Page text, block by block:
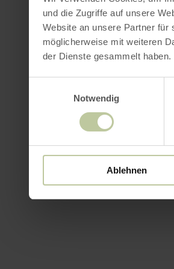
und die Zugriffe auf unsere
Website an unsere Partner für
möglicherweise mit weiteren
der Dienste gesammelt haben.
Notwendig
Ablehnen